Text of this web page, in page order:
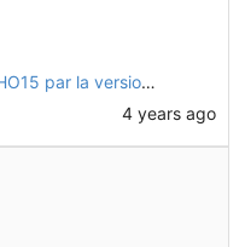
remplacement du step importé CHO15 par la version modélisée dans FreeCAD
4 years ago